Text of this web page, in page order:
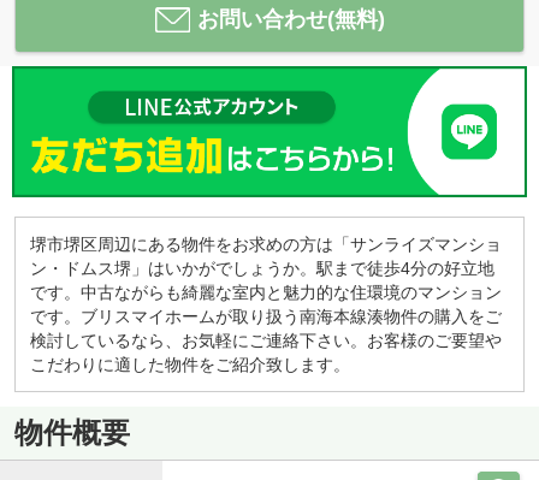
お問い合わせ(無料)
堺市堺区周辺にある物件をお求めの方は「サンライズマンショ
ン・ドムス堺」はいかがでしょうか。駅まで徒歩4分の好立地
です。中古ながらも綺麗な室内と魅力的な住環境のマンション
です。ブリスマイホームが取り扱う南海本線湊物件の購入をご
検討しているなら、お気軽にご連絡下さい。お客様のご要望や
こだわりに適した物件をご紹介致します。
物件概要